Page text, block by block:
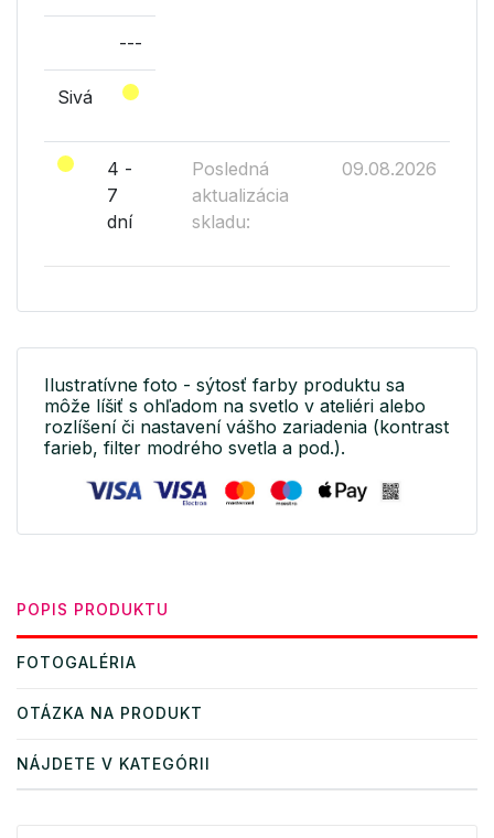
---
Sivá
4 -
7
dní
Posledná
aktualizácia
skladu:
09.08.2026
Ilustratívne foto - sýtosť farby produktu sa
môže líšiť s ohľadom na svetlo v ateliéri alebo
rozlíšení či nastavení vášho zariadenia (kontrast
farieb, filter modrého svetla a pod.).
POPIS PRODUKTU
FOTOGALÉRIA
OTÁZKA NA PRODUKT
NÁJDETE V KATEGÓRII